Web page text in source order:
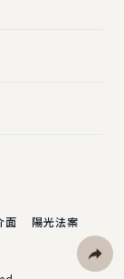
面
陽光法案